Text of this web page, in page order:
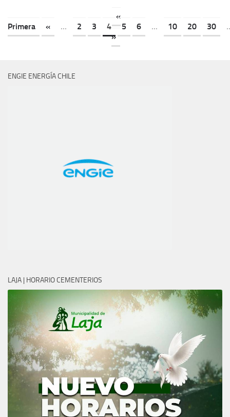
«
Primera
« ... 2 3 4 5 6 ... 10 20 30
»
ENGIE ENERGÍA CHILE
LAJA | HORARIO CEMENTERIOS